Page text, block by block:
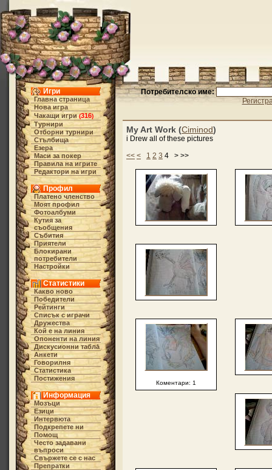
Игри
Главна страница
Нова игра
Чакащи игри (316)
Турнири
Отборни турнири
Стълбища
Езера
Маси за покер
Правила на игрите
Редактори на игри
Профил
Платено членство
Моят профил
Фотоалбуми
Кутия за
съобщения
Събития
Приятели
Блокирани
потребители
Настройки
Статистики
Какво ново
Победители
Рейтинги
Списък с играчи
Дружества
Кой е на линия
Опоненти на линия
Дискусионни табла́
Анкети
Говорилня
Статистика
Постижения
Информация
Мозъци
Езици
Интервюта
Подкрепете ни
Помощ
Често задавани
въпроси
Свържете се с нас
Препратки
Потребителско име:
My Art Work (Ciminod)
i Drew all of these pictures
<< < 1 2 3 4 > >>
Коментари: 1